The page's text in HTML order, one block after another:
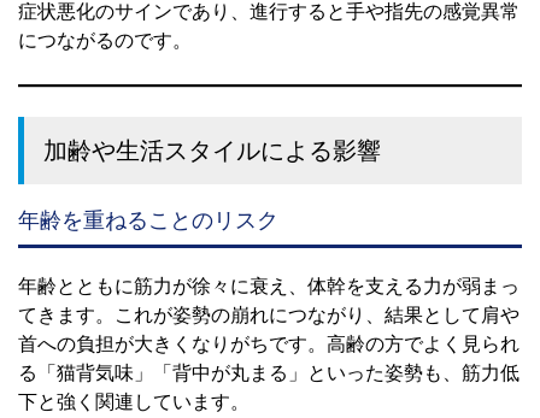
症状悪化のサインであり、進行すると手や指先の感覚異常
につながるのです。
加齢や生活スタイルによる影響
年齢を重ねることのリスク
年齢とともに筋力が徐々に衰え、体幹を支える力が弱まっ
てきます。これが姿勢の崩れにつながり、結果として肩や
首への負担が大きくなりがちです。高齢の方でよく見られ
る「猫背気味」「背中が丸まる」といった姿勢も、筋力低
下と強く関連しています。